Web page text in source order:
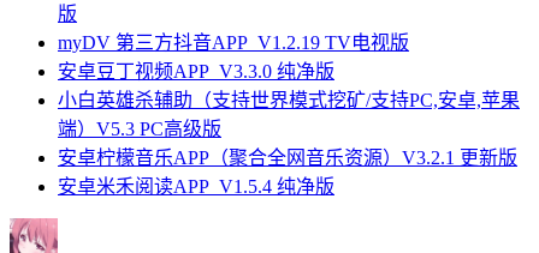
版
myDV 第三方抖音APP_V1.2.19 TV电视版
安卓豆丁视频APP_V3.3.0 纯净版
小白英雄杀辅助（支持世界模式挖矿/支持PC,安卓,苹果
端）V5.3 PC高级版
安卓柠檬音乐APP（聚合全网音乐资源）V3.2.1 更新版
安卓米禾阅读APP_V1.5.4 纯净版